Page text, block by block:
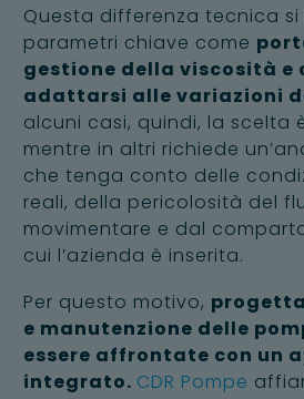
Questa differenza tecnica
parametri chiave come
gestione della viscosità e
adattarsi alle variazioni
alcuni casi, quindi, la scelta
mentre in altri richiede
che tenga conto delle
reali, della pericolosità del
movimentare e dal
cui l’azienda è inserita.
Per questo motivo,
e manutenzione delle
essere affrontate con un
integrato. CDR Pompe